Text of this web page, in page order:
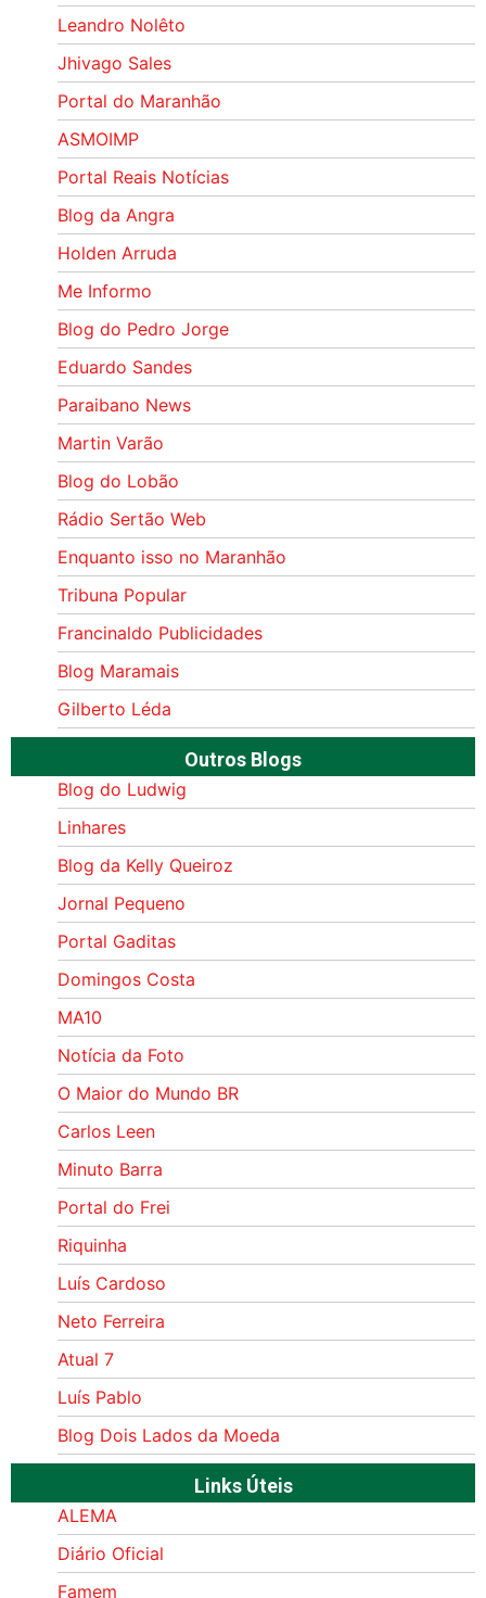
Leandro Nolêto
Jhivago Sales
Portal do Maranhão
ASMOIMP
Portal Reais Notí­cias
Blog da Angra
Holden Arruda
Me Informo
Blog do Pedro Jorge
Eduardo Sandes
Paraibano News
Martin Varão
Blog do Lobão
Rádio Sertão Web
Enquanto isso no Maranhão
Tribuna Popular
Francinaldo Publicidades
Blog Maramais
Gilberto Léda
Outros Blogs
Blog do Ludwig
Linhares
Blog da Kelly Queiroz
Jornal Pequeno
Portal Gaditas
Domingos Costa
MA10
Notícia da Foto
O Maior do Mundo BR
Carlos Leen
Minuto Barra
Portal do Frei
Riquinha
Luís Cardoso
Neto Ferreira
Atual 7
Luís Pablo
Blog Dois Lados da Moeda
Links Úteis
ALEMA
Diário Oficial
Famem